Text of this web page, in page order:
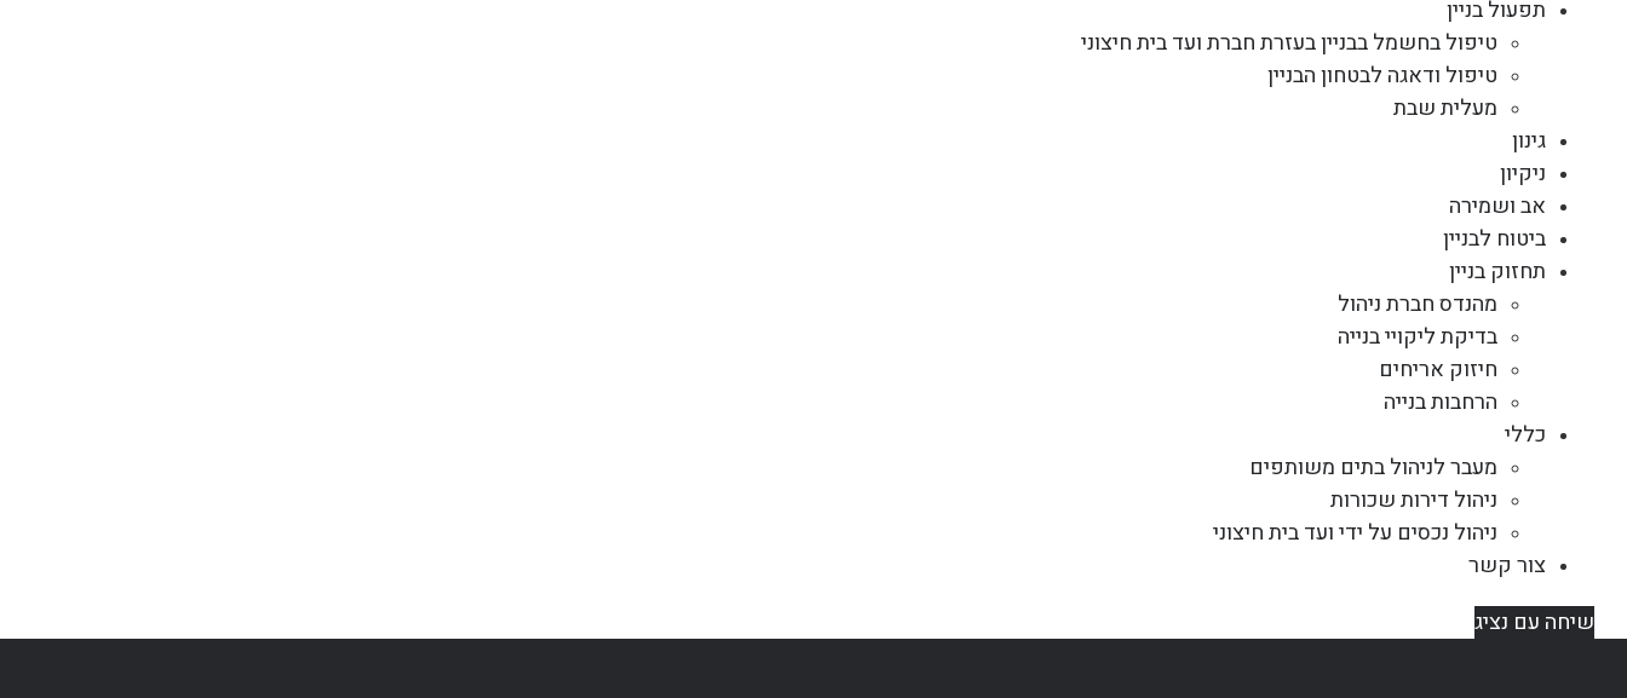
תפעול בניין
טיפול בחשמל בבניין בעזרת חברת ועד בית חיצוני
טיפול ודאגה לבטחון הבניין
מעלית שבת
גינון
ניקיון
אב ושמירה
ביטוח לבניין
תחזוק בניין
מהנדס חברת ניהול
בדיקת ליקויי בנייה
חיזוק אריחים
הרחבות בנייה
כללי
מעבר לניהול בתים משותפים
ניהול דירות שכורות
ניהול נכסים על ידי ועד בית חיצוני
צור קשר
שיחה עם נציג